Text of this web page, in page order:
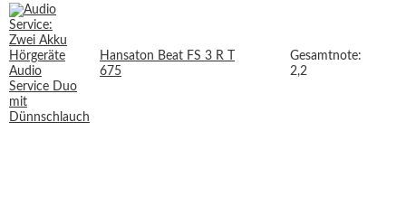
Hansaton Beat FS 3 R T
675
Gesamtnote:
2,2